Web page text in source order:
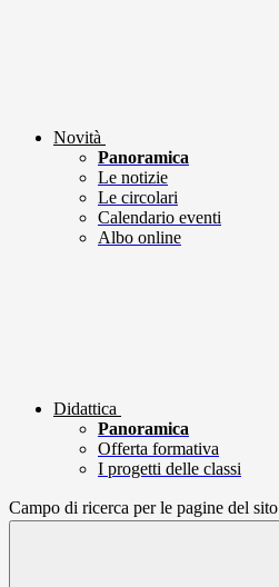
Novità
Panoramica
Le notizie
Le circolari
Calendario eventi
Albo online
Didattica
Panoramica
Offerta formativa
I progetti delle classi
Campo di ricerca per le pagine del sito